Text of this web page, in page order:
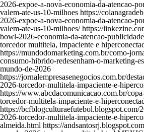
2026-expoe-a-nova-economia-da-atencao-
valem-ate-us-10-milhoes https://
2026-expoe-a-nova-economia-da-atencao-
valem-ate-us-10-milhoes/ https://
bowl-2026-economia-da-atencao-
torcedor multitela, impaciente e
https://mundodomarketing.com.br/como-
consumo-hibrido-redesenham-o-marketing-
mundo-de-2026
https://jornalempresasenegocios.com.br/
2026-torcedor-multitela-impaciente-e-
https://www.abcdacomunicacao.com.br/
torcedor-multitela-impaciente-e-
https://bcfblogculturaefutebol.blogspot.com/
2026-torcedor-multitela-impaciente-e-
almeida.html https://